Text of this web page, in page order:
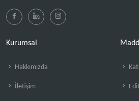
Kurumsal
Hakkımızda
İletişim